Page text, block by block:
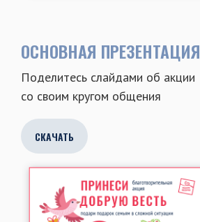
ОСНОВНАЯ ПРЕЗЕНТАЦИЯ
Поделитесь слайдами об акции
со своим кругом общения
СКАЧАТЬ